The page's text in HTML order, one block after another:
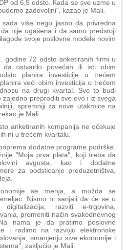
od 6,5 odsto. Кada se sve uzme u
zadovoljni", kazao je Mali.
više nego jasno da privredna
nije ugašena i da samo predstoji
svoje poslovne modele novim
godine 72 odsto anketiranih firmi u
da ostvarilo povećan ili isti obim
planira investicije u trećem
veći obim investicija u trećem
na drugi kvartal. Sve to budi
preproditi sve ovo i iz svega
spremniji za nove utakmice na
je Mali.
anketiranih kompanija ne očekuje
ni u trećem kvartalu.
dodatne programe podrške,
"Moja prva plata", koji treba da
avgusta, kao i dodatne
za podsticanje preduzetništva,
se menja, a možda se
Nismo ni sanjali da će se u
razviti e-trgovina,
promeniti način svakodnevnog
nama je da pratimo poslovne
i radimo na razvoju elektronske
smanjenju sive ekonomije i
zaključio je Mali.